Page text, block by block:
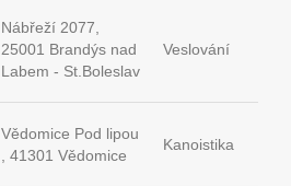
Nábřeží 2077,
25001 Brandýs nad
Labem - St.Boleslav
Veslování
Vědomice Pod lipou
, 41301 Vědomice
Kanoistika